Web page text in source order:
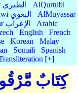
AtTabariy الطبري
AlQurtubi
AlBaghawi البغوي
AlMuyassar
Grammar الإعراب
Arabic
English
French
Korean
Malay
Somali
Spanish
[+]
كِتَابٌ